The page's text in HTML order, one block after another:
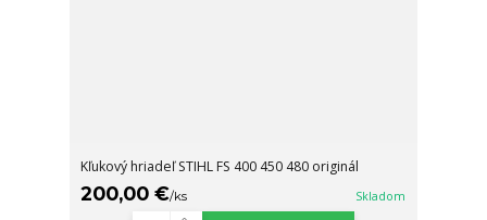
Kľukový hriadeľ STIHL FS 400 450 480 originál
200,00 €/ks Skladom